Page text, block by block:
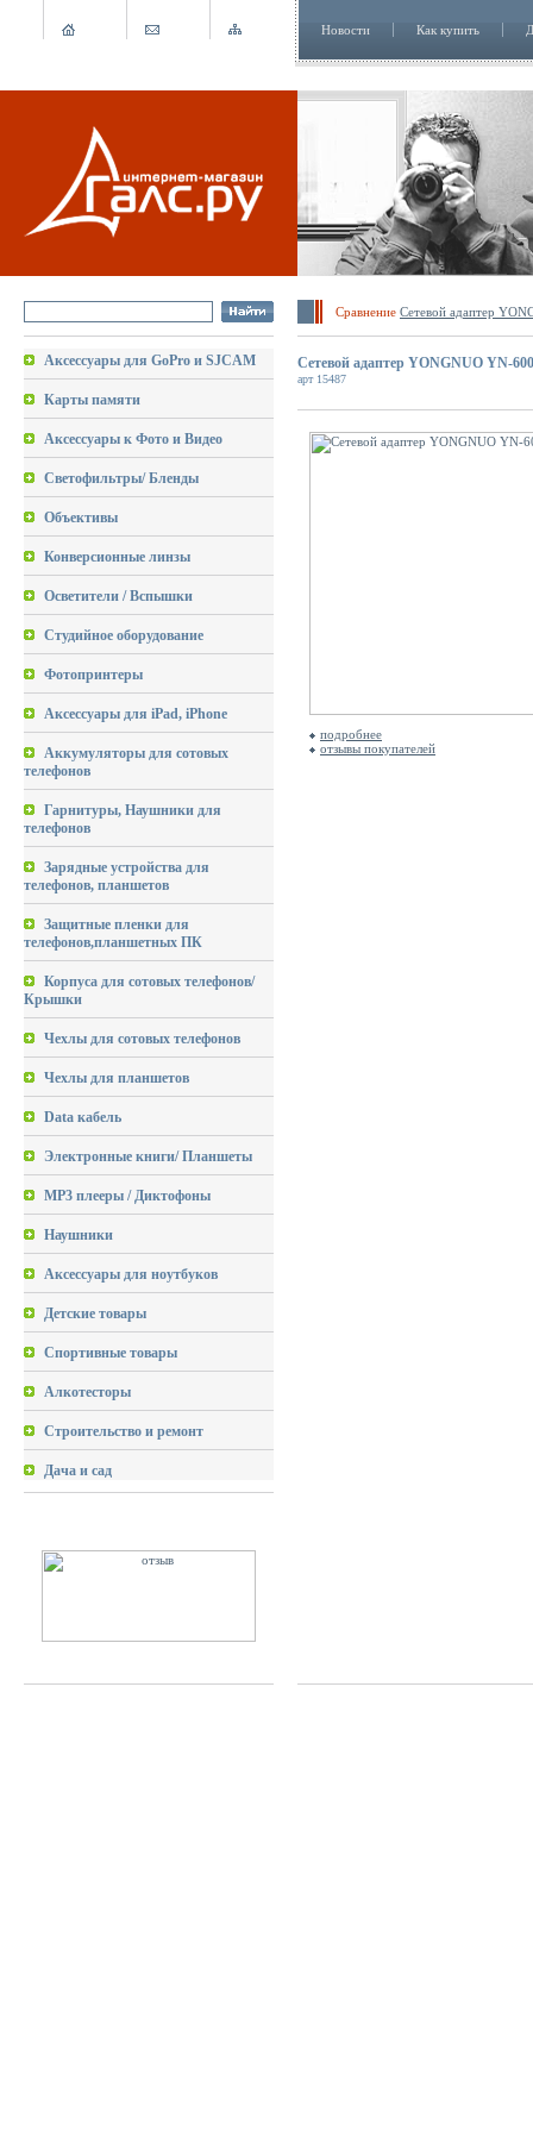
Новости Как купить
Сравнение Сетевой адаптер
Аксессуары для GoPro и SJCAM
Карты памяти
Аксессуары к Фото и Видео
Светофильтры/ Бленды
Объективы
Конверсионные линзы
Осветители / Вспышки
Студийное оборудование
Фотопринтеры
Аксессуары для iPad, iPhone
Аккумуляторы для сотовых
телефонов
Гарнитуры, Наушники для
телефонов
Зарядные устройства для
телефонов, планшетов
Защитные пленки для
телефонов,планшетных ПК
Корпуса для сотовых телефонов/
Крышки
Чехлы для сотовых телефонов
Чехлы для планшетов
Data кабель
Электронные книги/ Планшеты
MP3 плееры / Диктофоны
Наушники
Аксессуары для ноутбуков
Детские товары
Спортивные товары
Алкотесторы
Строительство и ремонт
Дача и сад
Сетевой адаптер YONGNUO YN-
арт 15487
подробнее
отзывы покупателей